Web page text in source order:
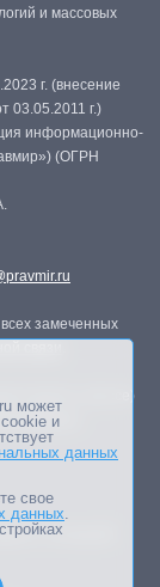
и массовых
г. (внесение
03.05.2011 г.)
информационно-
(ОГРН
замеченных
(книгах, прессе)
редакции.
с позицией
может
и
данных
свое
данных.